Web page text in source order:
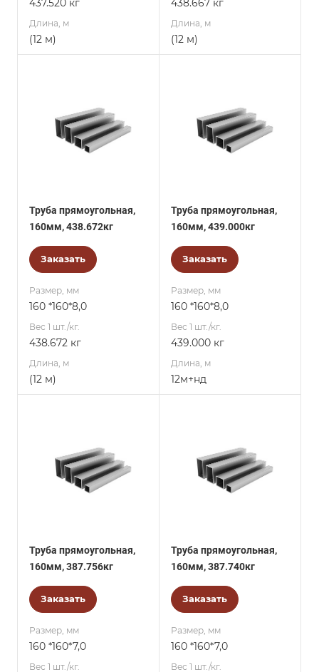
437.520 кг
Длина, м
(12 м)
438.667 кг
Длина, м
(12 м)
Труба прямоугольная,
160мм, 438.672кг
Заказать
Размер, мм
160 *160*8,0
Вес 1 шт./кг.
438.672 кг
Длина, м
(12 м)
Труба прямоугольная,
160мм, 439.000кг
Заказать
Размер, мм
160 *160*8,0
Вес 1 шт./кг.
439.000 кг
Длина, м
12м+нд
Труба прямоугольная,
160мм, 387.756кг
Заказать
Размер, мм
160 *160*7,0
Вес 1 шт./кг.
Труба прямоугольная,
160мм, 387.740кг
Заказать
Размер, мм
160 *160*7,0
Вес 1 шт./кг.